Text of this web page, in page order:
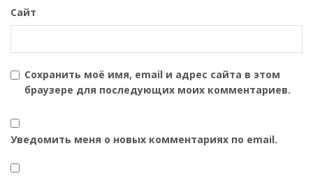
Сайт
Сохранить моё имя, email и адрес сайта в этом
браузере для последующих моих комментариев.
Уведомить меня о новых комментариях по email.